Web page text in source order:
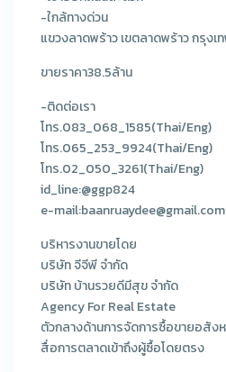
-ใกล้ทางด่วน
แขวงลาดพร้าว เขตลาดพร้าว กรุงเ
ขายราคา38.5ล้าน
-ติดต่อเรา
โทร.083_068_1585(Thai/Eng)
โทร.065_253_9924(Thai/Eng)
โทร.02_050_3261(Thai/Eng)
id_line:@ggp824
e-mail:baanruaydee@gmail.com
บริหารงานขายโดย
บริษัท จีจีพี จำกัด
บริษัท บ้านรวยดีมีสุข จำกัด
Agency For Real Estate
ตัวกลางด้านการจัดการซื้อขายอสัง
สื่อการตลาดเข้าถึงผู้ซื้อโดยตรง